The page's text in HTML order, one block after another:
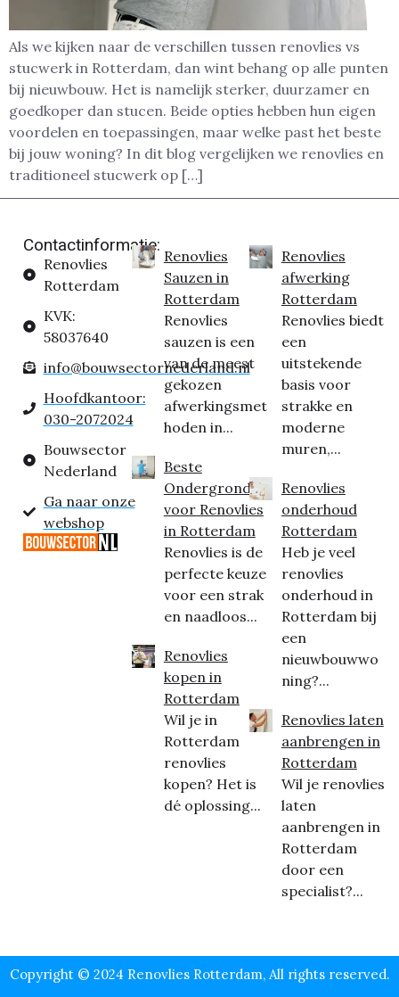
Als we kijken naar de verschillen tussen renovlies vs
stucwerk in Rotterdam, dan wint behang op alle punten
bij nieuwbouw. Het is namelijk sterker, duurzamer en
goedkoper dan stucen. Beide opties hebben hun eigen
voordelen en toepassingen, maar welke past het beste
bij jouw woning? In dit blog vergelijken we renovlies en
traditioneel stucwerk op […]
Contactinformatie:
Renovlies
Rotterdam
KVK:
58037640
info@bouwsectornederland.nl
Hoofdkantoor:
030-2072024
Bouwsector
Nederland
Ga naar onze
webshop
Renovlies
Sauzen in
Rotterdam
Renovlies
sauzen is een
van de meest
gekozen
afwerkingsmet
hoden in...
Beste
Ondergrond
voor Renovlies
in Rotterdam
Renovlies is de
perfecte keuze
voor een strak
en naadloos...
Renovlies
kopen in
Rotterdam
Wil je in
Rotterdam
renovlies
kopen? Het is
dé oplossing...
Renovlies
afwerking
Rotterdam
Renovlies biedt
een
uitstekende
basis voor
strakke en
moderne
muren,...
Renovlies
onderhoud
Rotterdam
Heb je veel
renovlies
onderhoud in
Rotterdam bij
een
nieuwbouwwo
ning?...
Renovlies laten
aanbrengen in
Rotterdam
Wil je renovlies
laten
aanbrengen in
Rotterdam
door een
specialist?...
Copyright © 2024 Renovlies Rotterdam, All rights reserved.